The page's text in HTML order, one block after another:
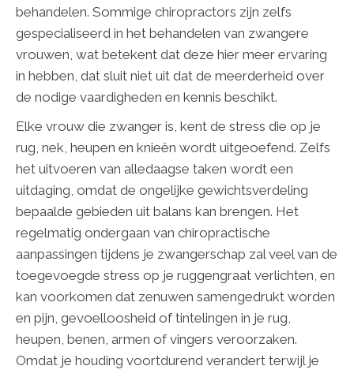
behandelen. Sommige chiropractors zijn zelfs
gespecialiseerd in het behandelen van zwangere
vrouwen, wat betekent dat deze hier meer ervaring
in hebben, dat sluit niet uit dat de meerderheid over
de nodige vaardigheden en kennis beschikt.
Elke vrouw die zwanger is, kent de stress die op je
rug, nek, heupen en knieën wordt uitgeoefend. Zelfs
het uitvoeren van alledaagse taken wordt een
uitdaging, omdat de ongelijke gewichtsverdeling
bepaalde gebieden uit balans kan brengen. Het
regelmatig ondergaan van chiropractische
aanpassingen tijdens je zwangerschap zal veel van de
toegevoegde stress op je ruggengraat verlichten, en
kan voorkomen dat zenuwen samengedrukt worden
en pijn, gevoelloosheid of tintelingen in je rug,
heupen, benen, armen of vingers veroorzaken.
Omdat je houding voortdurend verandert terwijl je